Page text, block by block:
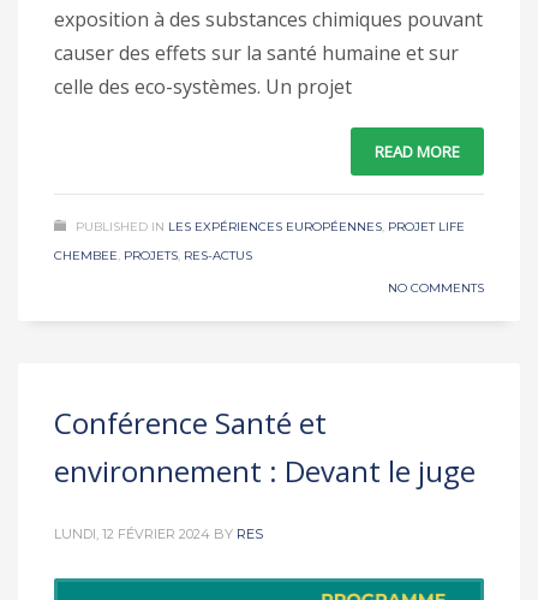
exposition à des substances chimiques pouvant
causer des effets sur la santé humaine et sur
celle des eco-systèmes. Un projet
READ MORE
PUBLISHED IN LES EXPÉRIENCES EUROPÉENNES, PROJET LIFE
CHEMBEE, PROJETS, RES-ACTUS
NO COMMENTS
Conférence Santé et
environnement : Devant le juge
LUNDI, 12 FÉVRIER 2024 BY RES